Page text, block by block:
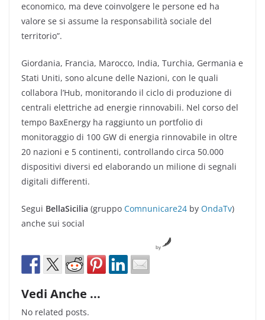
economico, ma deve coinvolgere le persone ed ha
valore se si assume la responsabilità sociale del
territorio”.
Giordania, Francia, Marocco, India, Turchia, Germania e
Stati Uniti, sono alcune delle Nazioni, con le quali
collabora l’Hub, monitorando il ciclo di produzione di
centrali elettriche ad energie rinnovabili. Nel corso del
tempo BaxEnergy ha raggiunto un portfolio di
monitoraggio di 100 GW di energia rinnovabile in oltre
20 nazioni e 5 continenti, controllando circa 50.000
dispositivi diversi ed elaborando un milione di segnali
digitali differenti.
Segui BellaSicilia (gruppo Comnunicare24 by OndaTv)
anche sui social
by
Vedi Anche ...
No related posts.